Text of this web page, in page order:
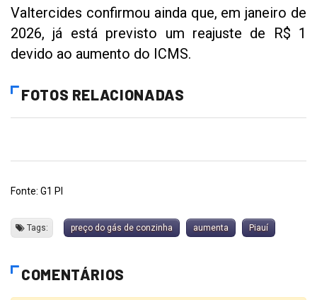
Valtercides confirmou ainda que, em janeiro de
2026, já está previsto um reajuste de R$ 1
devido ao aumento do ICMS.
FOTOS RELACIONADAS
Fonte: G1 PI
Tags: preço do gás de conzinha aumenta Piauí
COMENTÁRIOS